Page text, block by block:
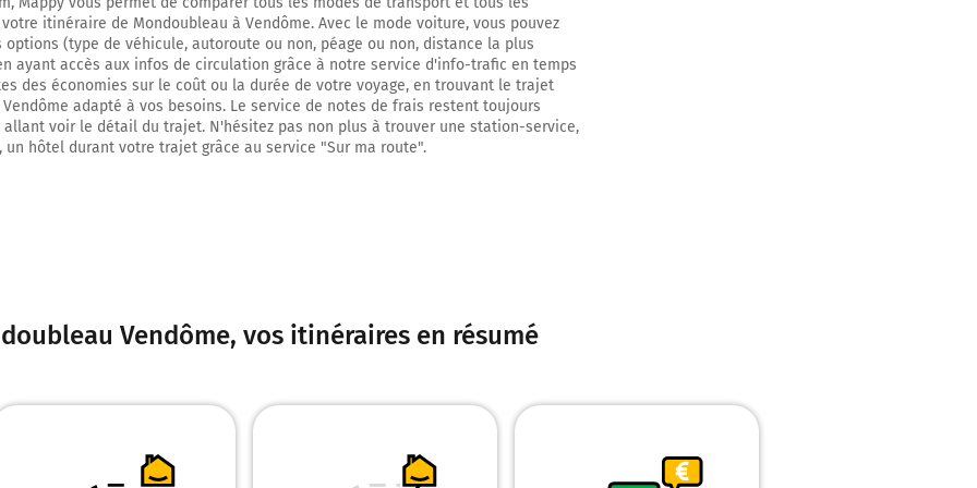
Mail du Maréchal Leclerc sur 100 mètres
km
rond-point, prendre la 1ère sortie sur Pont Saint-Michel et continuer sur 350 mètres
km
itinéraire de Mondoubleau à Vendôme. Avec le mode voiture, vous pouvez
options (type de véhicule, autoroute ou non, péage ou non, distance la plus
ayant accès aux infos de circulation grâce à notre service d'info-trafic en temps
des économies sur le coût ou la durée de votre voyage, en trouvant le trajet
adapté à vos besoins. Le service de notes de frais restent toujours
allant voir le détail du trajet. N'hésitez pas non plus à trouver une station-service,
un hôtel durant votre trajet grâce au service "Sur ma route".
Vendôme, vos itinéraires en résumé